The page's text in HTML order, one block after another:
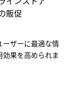
販促
ーザーに最適な情
果を高められま